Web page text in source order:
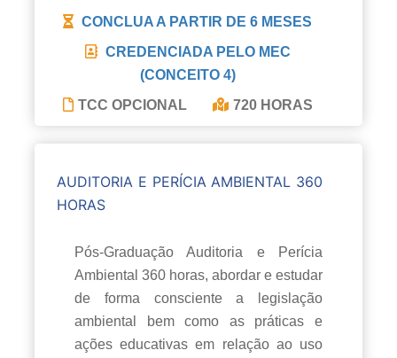
CONCLUA A PARTIR DE 6 MESES
CREDENCIADA PELO MEC
(CONCEITO 4)
TCC OPCIONAL
720 HORAS
AUDITORIA E PERÍCIA AMBIENTAL 360
HORAS
Pós-Graduação Auditoria e Perícia
Ambiental 360 horas, abordar e estudar
de forma consciente a legislação
ambiental bem como as práticas e
ações educativas em relação ao uso